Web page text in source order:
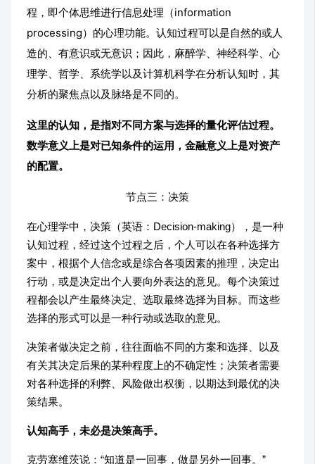
程，即个体思维进行信息处理（information
processing）的心理功能。认知过程可以是自然的或人
造的、有意识或无意识；因此，麻醉学、神经科学、心
理学、哲学、系统学以及计算机科学在分析认知时，其
分析的聚焦点以及脉络是不同的。
这里的认知，是指对不同方案与选择的量化评估过程。
数学意义上是对已知条件的运用，金融意义上是对资产
的配置。
节点三：决策
在心理学中，决策（英语：Decision-making），是一种
认知过程，经过这个过程之后，个人可以在各种选择方
案中，根据个人信念或是综合各项因素的推理，决定出
行动，或是决定出个人要向外表达的意见。每个决策过
程都会以产生最终决定、选取最终选择为目标。而这些
选择的形式可以是一种行动或选取的意见。
决策者做决定之前，往往面临不同的方案和选择、以及
有关其决定后果的某种程度上的不确定性；决策者需要
对各种选择的利弊、风险做出权衡，以期达到最优的决
策结果。
认知高手，未必是决策高手。
克劳塞维茨说：“知道是一回事，做是另外一回事。”